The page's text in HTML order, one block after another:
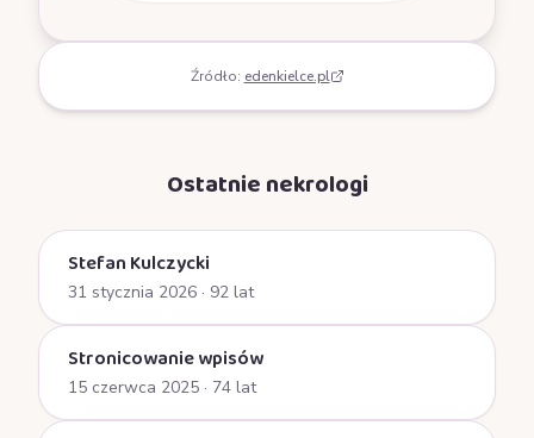
Źródło: edenkielce.pl
Ostatnie nekrologi
Stefan Kulczycki
31 stycznia 2026 · 92 lat
Stronicowanie wpisów
15 czerwca 2025 · 74 lat